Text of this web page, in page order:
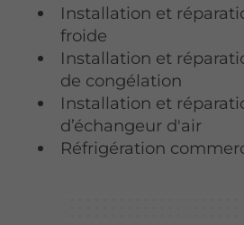
Installation et
froide
Installation et
de congélation
Installation et
d’échangeur d'air
Réfrigération